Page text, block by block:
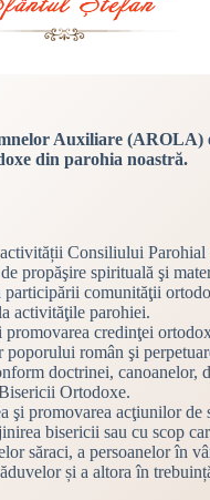
Auxiliare (AROLA)
din parohia noastră.
Consiliului
propăşire spirituală şi
participării comunităţii
activităţile parohiei.
promovarea credinţei
poporului român şi
doctrinei, canoanelor,
Ortodoxe.
şi promovarea acţiunilor de
bisericii sau cu scop
săraci, a persoanelor în
și a altora în